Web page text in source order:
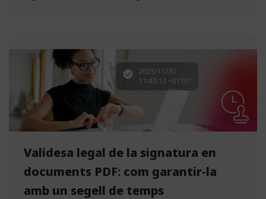
Validesa legal de la signatura en
documents PDF: com garantir-la
amb un segell de temps